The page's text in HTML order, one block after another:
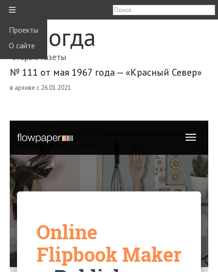
≡
Проекты
О сайте
Вологда
старые газеты
№ 111 от мая 1967 года — «Красный Север»
в архиве с 26.01.2021